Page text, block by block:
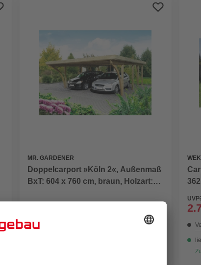
MR. GARDENER
Doppelcarport »Köln 2«, Außenmaß
BxT: 604 x 760 cm, braun, Holzart:
UVP